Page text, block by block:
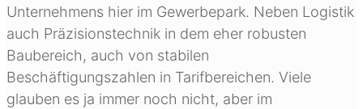
Unternehmens hier im Gewerbepark. Neben Logistik
auch Präzisionstechnik in dem eher robusten
Baubereich, auch von stabilen
Beschäftigungszahlen in Tarifbereichen. Viele
glauben es ja immer noch nicht, aber im